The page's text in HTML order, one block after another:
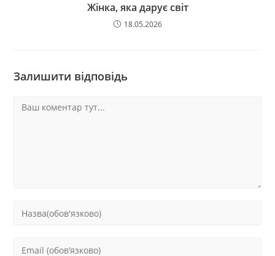
Жінка, яка дарує світ
18.05.2026
Залишити відповідь